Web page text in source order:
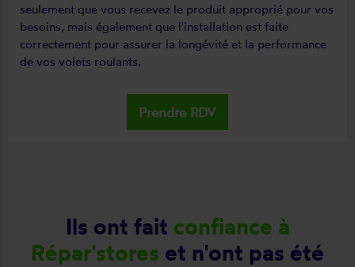
seulement que vous recevez le produit approprié pour vos
besoins, mais également que l'installation est faite
correctement pour assurer la longévité et la performance
de vos volets roulants.
Prendre RDV
Ils ont fait confiance à
Répar'stores et n'ont pas été